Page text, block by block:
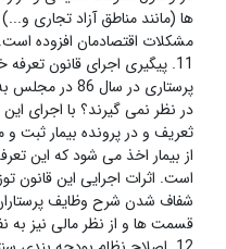
ها (مانند مناطق آزاد تجاری
مشکلات اقتصادمان افزوده است.
11. پیگیری اجرای قانون
پرستاری در
در نظر نمی گیرند؟ با اجرای
ثعریف و در پرونده بیمار ثبت و
از بیمار اخذ می شود که این
است. اثرات اجرایی این قانون
شفاف شدن شرح وظایف
قسمت ها و از نظر مالی نیز